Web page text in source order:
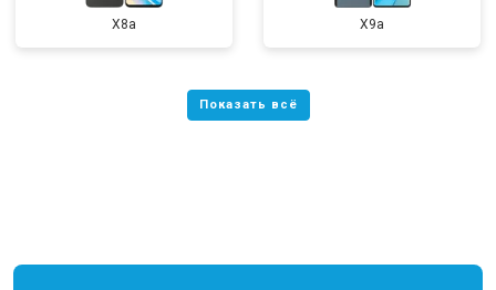
X8a X9a